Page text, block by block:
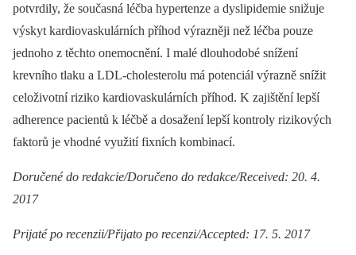
potvrdily, že současná léčba hypertenze a dyslipidemie snižuje
výskyt kardiovaskulárních příhod výrazněji než léčba pouze
jednoho z těchto onemocnění. I malé dlouhodobé snížení
krevního tlaku a LDL-cholesterolu má potenciál výrazně snížit
celoživotní riziko kardiovaskulárních příhod. K zajištění lepší
adherence pacientů k léčbě a dosažení lepší kontroly rizikových
faktorů je vhodné využití fixních kombinací.
Doručené do redakcie/Doručeno do redakce/Received: 20. 4.
2017
Prijaté po recenzii/Přijato po recenzi/Accepted: 17. 5. 2017